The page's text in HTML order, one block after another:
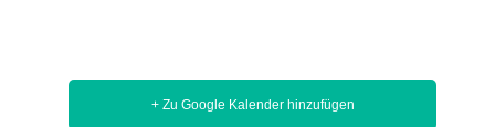
+ Zu Google Kalender hinzufügen